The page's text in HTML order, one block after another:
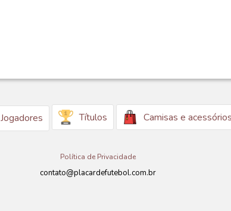
Jogadores Títulos Camisas e
Política de Privacidade
contato@placardefutebol.com.br